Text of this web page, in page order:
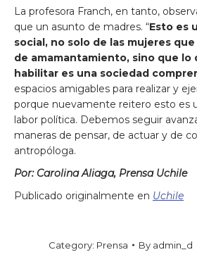
La profesora Franch, en tanto,
que un asunto de madres. “Esto es
social, no solo de las mujeres
de amamantamiento, sino que lo
habilitar es una sociedad
espacios amigables para realizar y
porque nuevamente reitero esto es
labor política. Debemos seguir
maneras de pensar, de actuar y de
antropóloga.
Por: Carolina Aliaga, Prensa Uchile
Publicado originalmente en Uchile
Category: Prensa By admin_d